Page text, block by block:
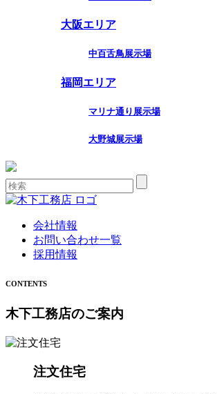
大阪エリア
中百舌鳥展示場
福岡エリア
マリナ通り展示場
大野城展示場
会社情報
お問い合わせ一覧
採用情報
CONTENTS
木下工務店のご案内
注文住宅